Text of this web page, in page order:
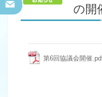
の開
第6回協議会開催